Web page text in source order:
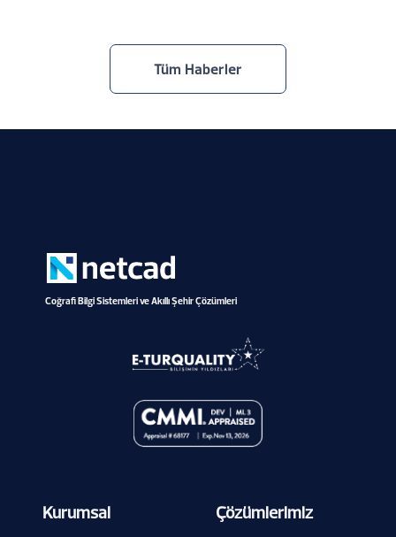
Tüm Haberler
Coğrafi Bilgi Sistemleri ve Akıllı Şehir Çözümleri
Kurumsal Çözümlerimiz